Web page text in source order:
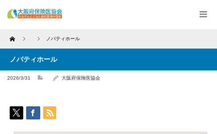
Home ノバティホール
ノバティホール
2026/3/31 大阪府保険医協会